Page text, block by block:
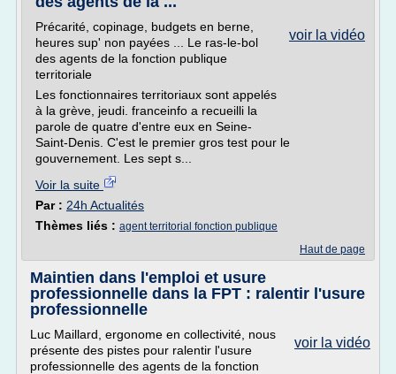
voir la vidéo
Précarité, copinage, budgets en berne,
heures sup' non payées ... Le ras-le-bol
des agents de la fonction publique
territoriale
Les fonctionnaires territoriaux sont appelés
à la grève, jeudi. franceinfo a recueilli la
parole de quatre d'entre eux en Seine-
Saint-Denis. C'est le premier gros test pour le
gouvernement. Les sept s...
Voir la suite
Par : 24h Actualités
Thèmes liés : agent territorial fonction publique
Haut de page
Maintien dans l'emploi et usure
professionnelle dans la FPT : ralentir l'usure
professionnelle
voir la vidéo
Luc Maillard, ergonome en collectivité, nous
présente des pistes pour ralentir l'usure
professionnelle des agents de la fonction